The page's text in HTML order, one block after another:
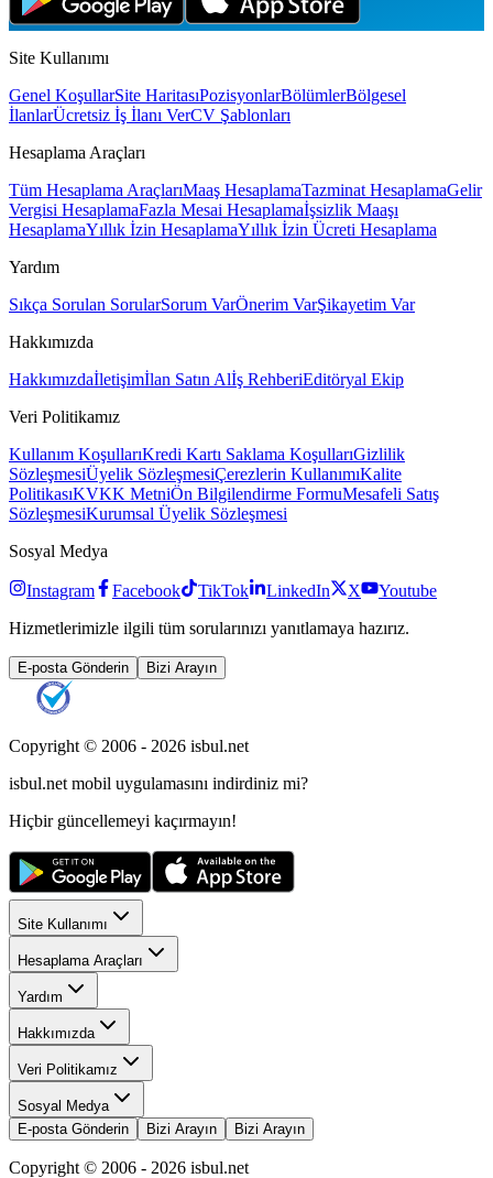
Site Kullanımı
Genel KoşullarSite HaritasıPozisyonlarBölümlerBölgesel
İlanlarÜcretsiz İş İlanı VerCV Şablonları
Hesaplama Araçları
Tüm Hesaplama AraçlarıMaaş HesaplamaTazminat HesaplamaGelir
Vergisi HesaplamaFazla Mesai Hesaplamaİşsizlik Maaşı
HesaplamaYıllık İzin HesaplamaYıllık İzin Ücreti Hesaplama
Yardım
Sıkça Sorulan SorularSorum VarÖnerim VarŞikayetim Var
Hakkımızda
Hakkımızdaİletişimİlan Satın Alİş RehberiEditöryal Ekip
Veri Politikamız
Kullanım KoşullarıKredi Kartı Saklama KoşullarıGizlilik
SözleşmesiÜyelik SözleşmesiÇerezlerin KullanımıKalite
PolitikasıKVKK MetniÖn Bilgilendirme FormuMesafeli Satış
SözleşmesiKurumsal Üyelik Sözleşmesi
Sosyal Medya
Instagram Facebook TikTok LinkedIn X
Youtube
Hizmetlerimizle ilgili tüm sorularınızı yanıtlamaya hazırız.
E-posta Gönderin Bizi Arayın
Copyright © 2006 - 2026 isbul.net
isbul.net mobil uygulamasını indirdiniz mi?
Hiçbir güncellemeyi kaçırmayın!
Site Kullanımı
Hesaplama Araçları
Yardım
Hakkımızda
Veri Politikamız
Sosyal Medya
E-posta Gönderin
Bizi Arayın Bizi Arayın
Copyright © 2006 - 2026 isbul.net